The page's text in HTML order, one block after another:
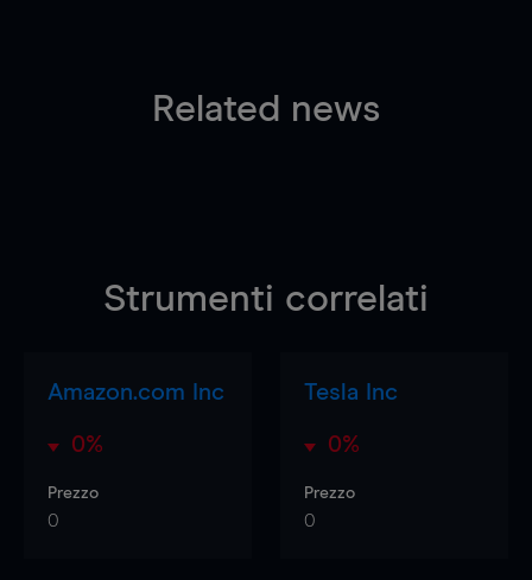
Related news
Strumenti correlati
Amazon.com Inc
0%
Prezzo
0
Tesla Inc
0%
Prezzo
0